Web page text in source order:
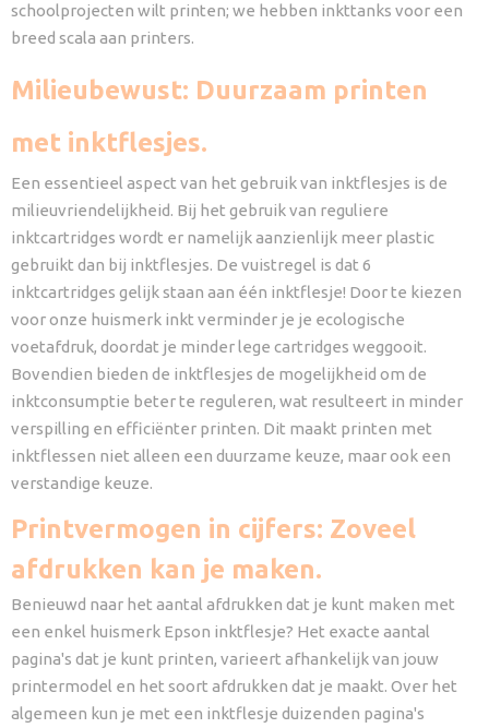
schoolprojecten wilt printen; we hebben inkttanks voor een
breed scala aan printers.
Milieubewust: Duurzaam printen
met inktflesjes.
Een essentieel aspect van het gebruik van inktflesjes is de
milieuvriendelijkheid. Bij het gebruik van reguliere
inktcartridges wordt er namelijk aanzienlijk meer plastic
gebruikt dan bij inktflesjes. De vuistregel is dat 6
inktcartridges gelijk staan aan één inktflesje! Door te kiezen
voor onze huismerk inkt verminder je je ecologische
voetafdruk, doordat je minder lege cartridges weggooit.
Bovendien bieden de inktflesjes de mogelijkheid om de
inktconsumptie beter te reguleren, wat resulteert in minder
verspilling en efficiënter printen. Dit maakt printen met
inktflessen niet alleen een duurzame keuze, maar ook een
verstandige keuze.
Printvermogen in cijfers: Zoveel
afdrukken kan je maken.
Benieuwd naar het aantal afdrukken dat je kunt maken met
een enkel huismerk Epson inktflesje? Het exacte aantal
pagina's dat je kunt printen, varieert afhankelijk van jouw
printermodel en het soort afdrukken dat je maakt. Over het
algemeen kun je met een inktflesje duizenden pagina's